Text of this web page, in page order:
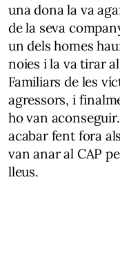
una dona la va
de la seva
un dels homes
noies i la va tirar
Familiars de les
agressors, i
ho van
acabar fent fora
van anar al CAP
lleus.